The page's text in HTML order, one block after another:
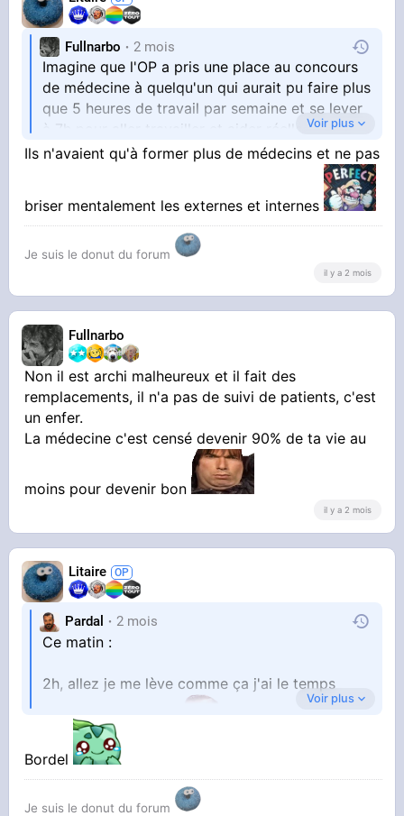
Fullnarbo 2 mois
Imagine que l'OP a pris une place au concours
de médecine à quelqu'un qui aurait pu faire plus
que 5 heures de travail par semaine et se lever
à 7h pour aller travailler et aider réellement la
Ce pays a ce qu'il mérite en fait
Voir plus
Ils n'avaient qu'à former plus de médecins et ne pas
briser mentalement les externes et internes
Je suis le donut du forum
il y a 2 mois
Fullnarbo
Non il est archi malheureux et il fait des
remplacements, il n'a pas de suivi de patients, c'est
un enfer.
La médecine c'est censé devenir 90% de ta vie au
moins pour devenir bon
il y a 2 mois
Litaire
Pardal 2 mois
Ce matin :
2h, allez je me lève comme ça j'ai le temps
d'aller doucement
Je referme juste mes yeux, les rouvre :
Voir plus
Bordel
Je suis le donut du forum